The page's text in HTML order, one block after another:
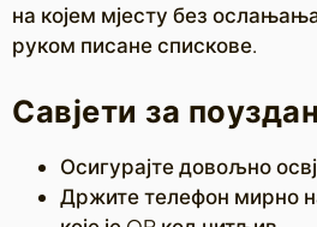
на којем мјесту без
руком писане спискове.
Савјети за
Осигурајте довољно
Држите телефон мирно